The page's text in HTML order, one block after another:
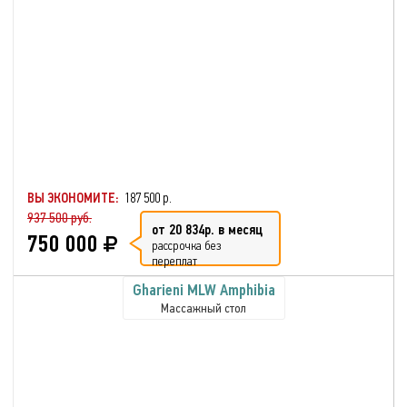
ВЫ ЭКОНОМИТЕ: 187 500 р.
937 500 руб.
750 000 от 20 834р. в месяц
рассрочка без
переплат
Gharieni MLW Amphibia
Массажный стол